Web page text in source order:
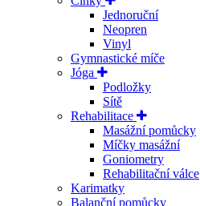
Jednoruční
Neopren
Vinyl
Gymnastické míče
Jóga
Podložky
Sítě
Rehabilitace
Masážní pomůcky
Míčky masážní
Goniometry
Rehabilitační válce
Karimatky
Balanční pomůcky